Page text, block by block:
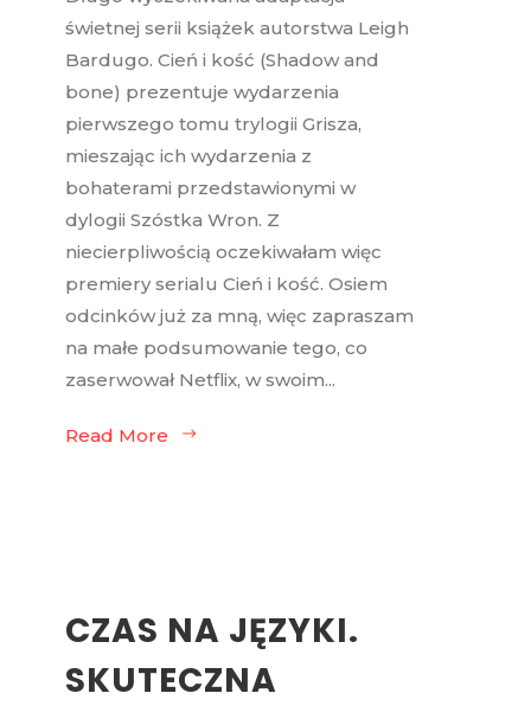
świetnej serii książek autorstwa Leigh
Bardugo. Cień i kość (Shadow and
bone) prezentuje wydarzenia
pierwszego tomu trylogii Grisza,
mieszając ich wydarzenia z
bohaterami przedstawionymi w
dylogii Szóstka Wron. Z
niecierpliwością oczekiwałam więc
premiery serialu Cień i kość. Osiem
odcinków już za mną, więc zapraszam
na małe podsumowanie tego, co
zaserwował Netflix, w swoim...
Read More
CZAS NA JĘZYKI.
SKUTECZNA